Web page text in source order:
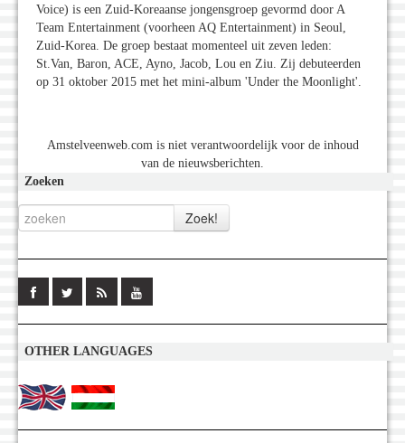
Voice) is een Zuid-Koreaanse jongensgroep gevormd door A
Team Entertainment (voorheen AQ Entertainment) in Seoul,
Zuid-Korea. De groep bestaat momenteel uit zeven leden:
St.Van, Baron, ACE, Ayno, Jacob, Lou en Ziu. Zij debuteerden
op 31 oktober 2015 met het mini-album 'Under the Moonlight'.
Amstelveenweb.com is niet verantwoordelijk voor de inhoud
van de nieuwsberichten.
Zoeken
OTHER LANGUAGES